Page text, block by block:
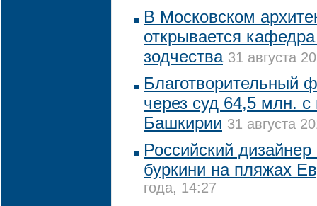
В Московском
открывается
зодчества 31 августа
Благотворительный
через суд 64,5 млн.
Башкирии 31 августа
Российский
буркини на пляжах
года, 14:27